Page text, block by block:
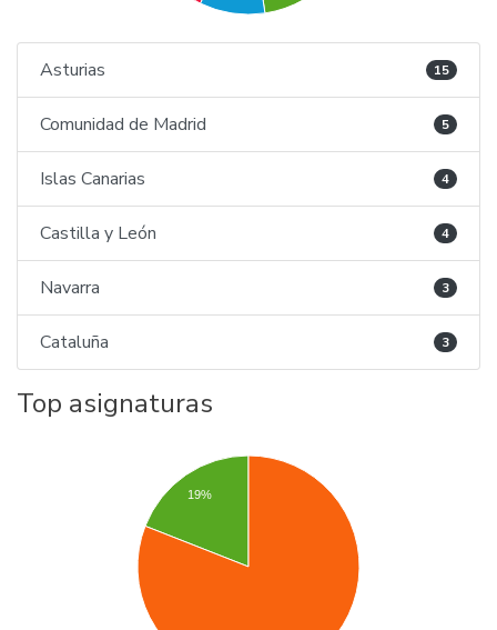
Asturias 15
Comunidad de Madrid 5
Islas Canarias 4
Castilla y León 4
Navarra 3
Cataluña 3
Top asignaturas
19%